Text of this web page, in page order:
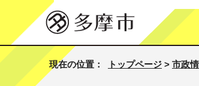
現在の位置： トップページ > 市政